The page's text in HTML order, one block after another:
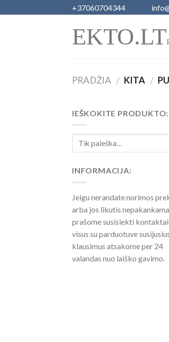
+37060704344
EKTO.LT
PRADŽIA / KITA /
IEŠKOKITE PRODUKTO:
INFORMACIJA:
Jeigu nerandate norimos
arba jos likutis
prašome susisiekti
visus su parduotuve
klausimus atsakome per 24
valandas nuo laiško gavimo.